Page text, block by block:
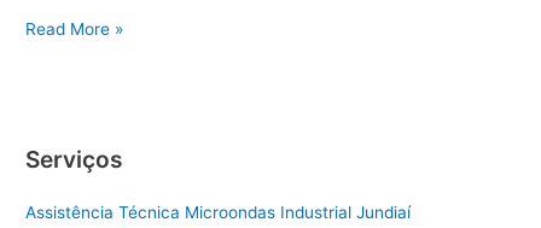
Assistência
Read More »
Serviços
Assistência Técnica Microondas Industrial Jundiaí